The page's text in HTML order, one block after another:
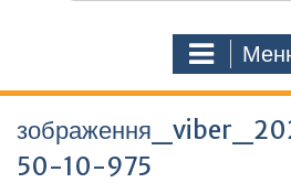
50-10-975